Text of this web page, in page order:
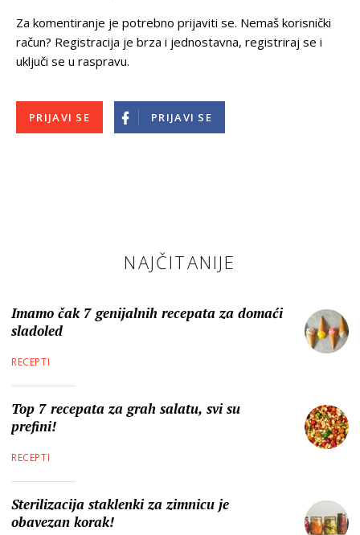
Za komentiranje je potrebno prijaviti se. Nemaš korisnički
račun? Registracija je brza i jednostavna, registriraj se i
uključi se u raspravu.
PRIJAVI SE PRIJAVI SE
NAJČITANIJE
Imamo čak 7 genijalnih recepata za domaći
sladoled
RECEPTI
Top 7 recepata za grah salatu, svi su
prefini!
RECEPTI
Sterilizacija staklenki za zimnicu je
obavezan korak!